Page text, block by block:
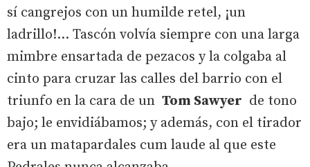
sí cangrejos con un humilde retel, ¡un
ladrillo!... Tascón volvía siempre con una larga
mimbre ensartada de pezacos y la colgaba al
cinto para cruzar las calles del barrio con el
triunfo en la cara de un Tom Sawyer de tono
bajo; le envidiábamos; y además, con el tirador
era un matapardales cum laude al que este